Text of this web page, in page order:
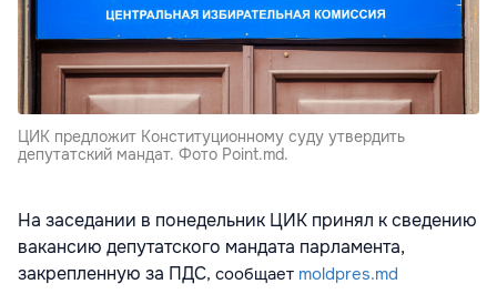
ЦИК предложит Конституционному суду утвердить
депутатский мандат. Фото Point.md.
На заседании в понедельник ЦИК принял к сведению
вакансию депутатского мандата парламента,
закрепленную за ПДС, сообщает moldpres.md